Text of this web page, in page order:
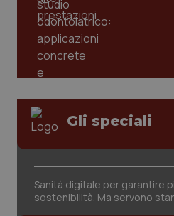
Gli speciali
Sanità digitale per garantire
sostenibilità. Ma servono
tracking-sites-ironfish-
session-id